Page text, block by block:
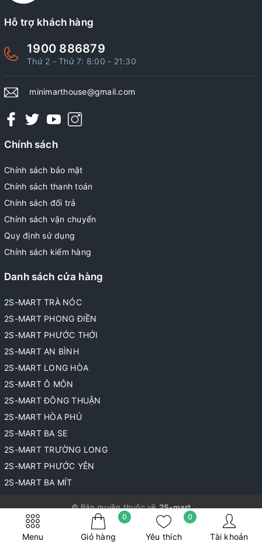
Menu Giỏ hàng
0
Yêu thích
0
Tài khoản
Hỗ trợ khách hàng
1900 886879
Thứ 2 - Thứ 7: 8:00 - 21:30
minimarthouse@gmail.com
Chính sách
Chính sách bảo mật
Chính sách thanh toán
Chính sách đổi trả
Chính sách vận chuyển
Quy định sử dụng
Chính sách kiểm hàng
Danh sách cửa hàng
2S-MART TRÀ NÓC
2S-MART PHONG ĐIỀN
2S-MART PHƯỚC THỚI
2S-MART AN BÌNH
2S-MART LONG HÒA
2S-MART Ô MÔN
2S-MART ĐÔNG THUẬN
2S-MART HÒA PHÚ
2S-MART BA SE
2S-MART TRƯỜNG LONG
2S-MART PHƯỚC YÊN
2S-MART BA MÍT
© Bản quyền thuộc về2S-mart
Cung cấp bởi
Sapo